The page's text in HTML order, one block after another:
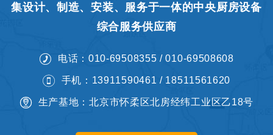
集设计、制造、安装、服务于一体的中央厨房设备
综合服务供应商
电话：010-69508355 / 010-69508608
手机：13911590461 / 18511561620
生产基地：北京市怀柔区北房经纬工业区乙18号